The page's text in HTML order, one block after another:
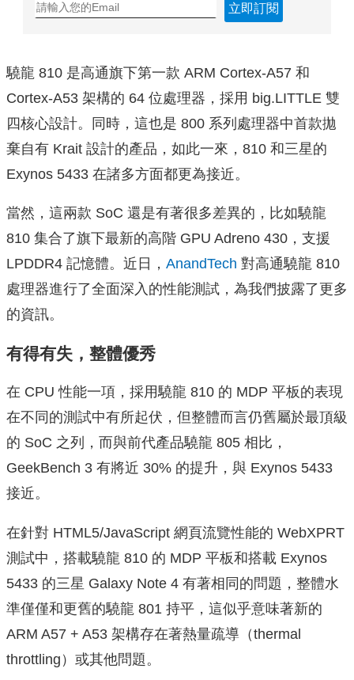
立即訂閱
驍龍 810 是高通旗下第一款 ARM Cortex-A57 和
Cortex-A53 架構的 64 位處理器，採用 big.LITTLE 雙
四核心設計。同時，這也是 800 系列處理器中首款拋
棄自有 Krait 設計的產品，如此一來，810 和三星的
Exynos 5433 在諸多方面都更為接近。
當然，這兩款 SoC 還是有著很多差異的，比如驍龍
810 集合了旗下最新的高階 GPU Adreno 430，支援
LPDDR4 記憶體。近日， AnandTech 對高通驍龍 810
處理器進行了全面深入的性能測試，為我們披露了更多
的資訊。
有得有失，整體優秀
在 CPU 性能一項，採用驍龍 810 的 MDP 平板的表現
在不同的測試中有所起伏，但整體而言仍舊屬於最頂級
的 SoC 之列，而與前代產品驍龍 805 相比，
GeekBench 3 有將近 30% 的提升，與 Exynos 5433
接近。
在針對 HTML5/JavaScript 網頁流覽性能的 WebXPRT
測試中，搭載驍龍 810 的 MDP 平板和搭載 Exynos
5433 的三星 Galaxy Note 4 有著相同的問題，整體水
準僅僅和更舊的驍龍 801 持平，這似乎意味著新的
ARM A57 + A53 架構存在著熱量疏導（thermal
throttling）或其他問題。